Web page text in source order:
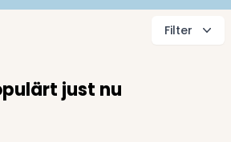
Filter
just nu